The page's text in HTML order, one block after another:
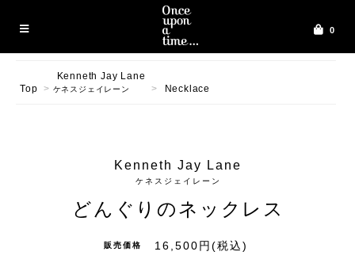
0
Top >
Kenneth Jay Lane
ケネスジェイレーン > Necklace
Kenneth Jay Lane
ケネスジェイレーン
どんぐりのネックレス
販売価格 16,500円(税込)